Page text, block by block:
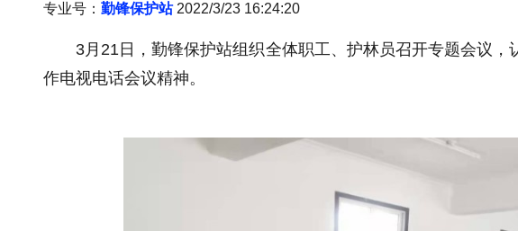
专业号： 勤锋保护站 2022/3/23 16:24:20
3月21日，勤锋保护站组织全体职工、护林员召开专题会议
作电视电话会议精神。